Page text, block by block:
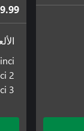
2
3